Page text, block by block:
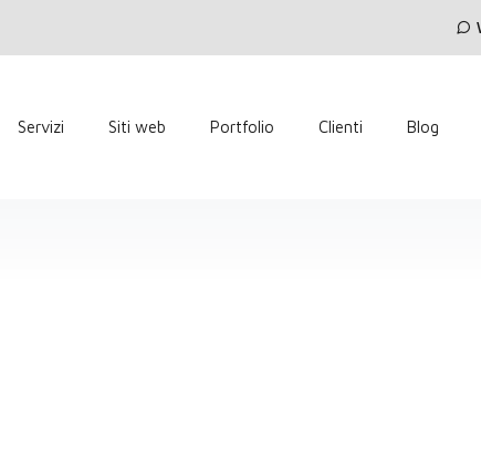
Servizi Siti web Portfolio Clienti Blog